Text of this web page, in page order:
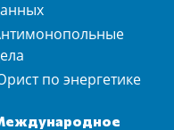
по энергетике